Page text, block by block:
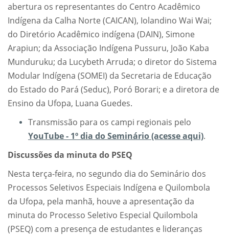
abertura os representantes do Centro Acadêmico
Indígena da Calha Norte (CAICAN), Iolandino Wai Wai;
do Diretório Acadêmico indígena (DAIN), Simone
Arapiun; da Associação Indígena Pussuru, João Kaba
Munduruku; da Lucybeth Arruda; o diretor do Sistema
Modular Indígena (SOMEI) da Secretaria de Educação
do Estado do Pará (Seduc), Poró Borari; e a diretora de
Ensino da Ufopa, Luana Guedes.
Transmissão para os campi regionais pelo
YouTube - 1º dia do Seminário (acesse aqui).
Discussões da minuta do PSEQ
Nesta terça-feira, no segundo dia do Seminário dos
Processos Seletivos Especiais Indígena e Quilombola
da Ufopa, pela manhã, houve a apresentação da
minuta do Processo Seletivo Especial Quilombola
(PSEQ) com a presença de estudantes e lideranças